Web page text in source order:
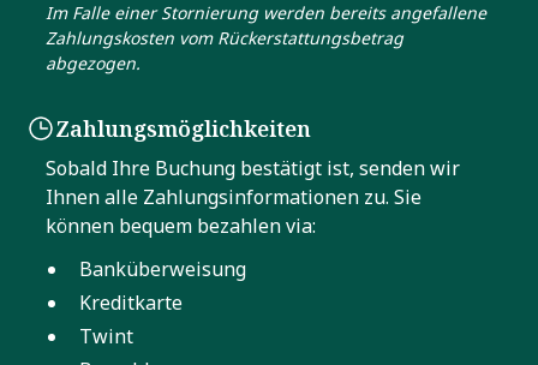
Im Falle einer Stornierung werden bereits angefallene
Zahlungskosten vom Rückerstattungsbetrag
abgezogen.
Zahlungsmöglichkeiten
Sobald Ihre Buchung bestätigt ist, senden wir
Ihnen alle Zahlungsinformationen zu. Sie
können bequem bezahlen via:
Banküberweisung
Kreditkarte
Twint